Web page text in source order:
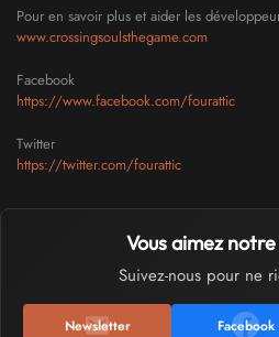
Pour en savoir plus et aider les
www.crossingsoulsthegame.com
Facebook
https://www.facebook.com/fourattic
Twitter
https://twitter.com/fourattic
Vous aimez
Suivez-nous pour ne
Newsletter Facebook